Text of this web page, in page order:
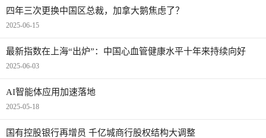
四年三次更换中国区总裁，加拿大鹅焦虑了？
2025-06-15
最新指数在上海“出炉”：中国心血管健康水平十年来持续向好
2025-06-03
AI智能体应用加速落地
2025-05-18
国有控股银行再增员 千亿城商行股权结构大调整